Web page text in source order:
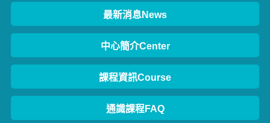
最新消息News
中心簡介Center
課程資訊Course
通識課程FAQ